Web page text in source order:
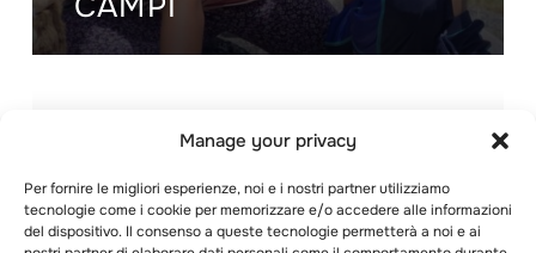
Manage your privacy
Per fornire le migliori esperienze, noi e i nostri partner utilizziamo
tecnologie come i cookie per memorizzare e/o accedere alle informazioni
del dispositivo. Il consenso a queste tecnologie permetterà a noi e ai